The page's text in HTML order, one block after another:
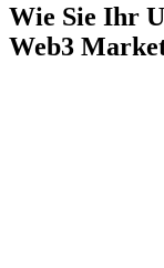
Wie Sie Ihr
Web3